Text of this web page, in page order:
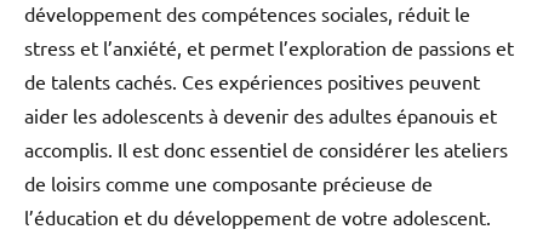
développement des compétences sociales, réduit le
stress et l’anxiété, et permet l’exploration de passions et
de talents cachés. Ces expériences positives peuvent
aider les adolescents à devenir des adultes épanouis et
accomplis. Il est donc essentiel de considérer les ateliers
de loisirs comme une composante précieuse de
l’éducation et du développement de votre adolescent.